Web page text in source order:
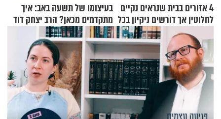
4 אזורים בבית שנראים נקיים
לחלוטין אך דורשים ניקיון בכל
סוף שבוע
בעיצומו של תשעה באב: איך
מתקדמים מכאן? הרב יצחק דוד
גרוסמן בשיחה מיוחדת